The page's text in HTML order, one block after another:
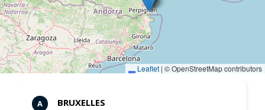
Leaflet | © OpenStreetMap contributors
A BRUXELLES